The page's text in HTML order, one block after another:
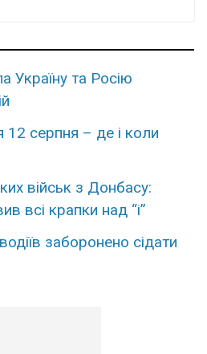
Україну та Росію
12 серпня – де і коли
військ з Донбасу:
всі крапки над “і”
забоpонено сiдати